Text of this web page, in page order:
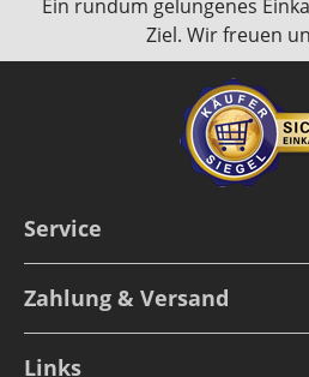
Ein rundum gelungenes
Ziel. Wir freuen
Service
Zahlung & Versand
Links